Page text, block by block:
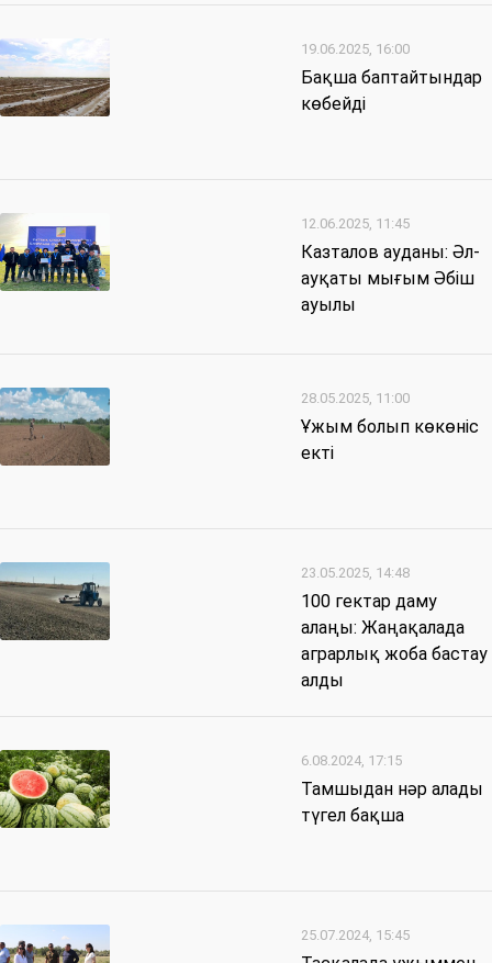
19.06.2025, 16:00
Бақша баптайтындар
көбейді
12.06.2025, 11:45
Казталов ауданы: Әл-
ауқаты мығым Әбіш
ауылы
28.05.2025, 11:00
Ұжым болып көкөніс
екті
23.05.2025, 14:48
100 гектар даму
алаңы: Жаңақалада
аграрлық жоба бастау
алды
6.08.2024, 17:15
Тамшыдан нәр алады
түгел бақша
25.07.2024, 15:45